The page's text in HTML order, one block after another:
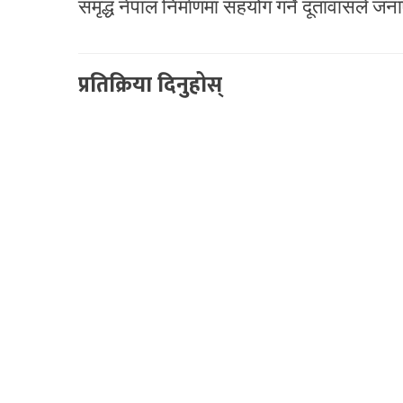
समृद्ध नेपाल निर्माणमा सहयोग गर्ने दूतावासले
प्रतिक्रिया दिनुहोस्